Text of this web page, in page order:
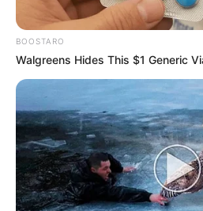
BOOSTARO
Walgreens Hides This $1 Generic